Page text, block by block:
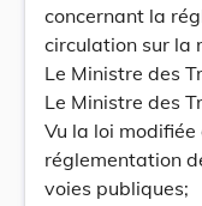
concernant la
circulation sur la
Le Ministre des
Le Ministre des
Vu la loi
réglementation
voies publiques;